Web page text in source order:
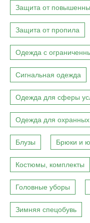
Защита от
Защита от пропила
Одежда с
Сигнальная одежда
Одежда для сферы
Одежда для охранных
Блузы Брюки и
Костюмы, комплекты
Головные уборы
Зимняя спецобувь